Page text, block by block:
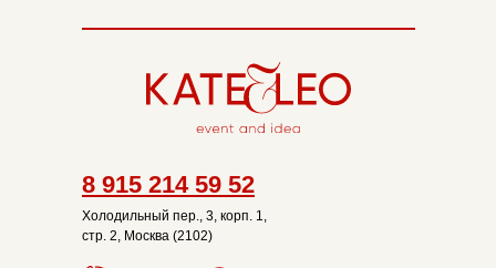
8 915 214 59 52
Холодильный пер., 3, корп. 1,
стр. 2, Москва (2102)